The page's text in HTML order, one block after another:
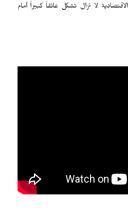
لا تزال تشكل عائقاً كبيراً أمام